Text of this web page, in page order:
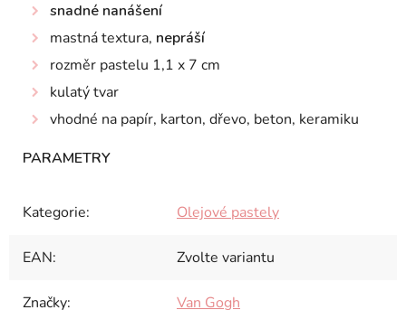
snadné nanášení
mastná textura, nepráší
rozměr pastelu 1,1 x 7 cm
kulatý tvar
vhodné na papír, karton, dřevo, beton, keramiku
Kategorie: Olejové pastely
EAN: Zvolte variantu
Značky: Van Gogh